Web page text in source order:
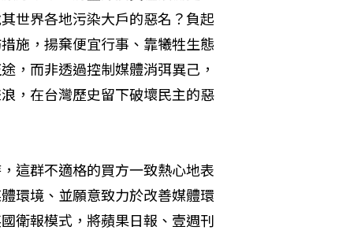
世界各地污染大戶的惡名？負起
施，揚棄便宜行事、靠犧牲生態
，而非透過控制媒體消弭異己，
，在台灣歷史留下破壞民主的惡
這群不適格的買方一致熱心地表
環境、並願意致力於改善媒體環
衛報模式，將蘋果日報、壹週刊